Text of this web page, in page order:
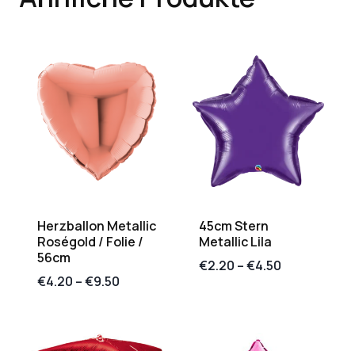
Herzballon Metallic
Roségold / Folie /
56cm
€4.20 –€9.50
45cm Stern
Metallic Lila
€2.20 –€4.50